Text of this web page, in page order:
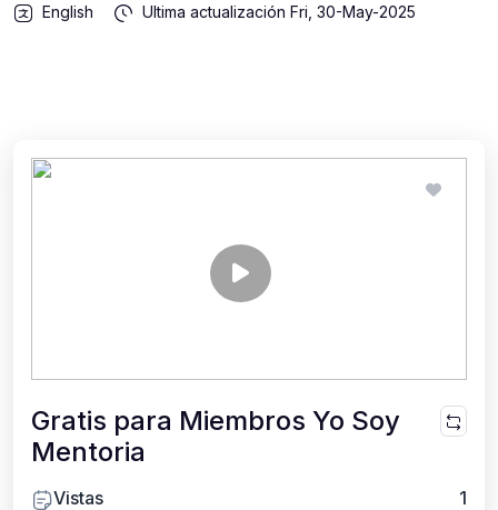
English Ultima actualización Fri, 30-May-2025
Gratis para Miembros Yo Soy
Mentoria
Vistas 1